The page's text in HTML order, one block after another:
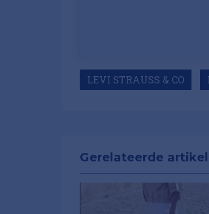
LEVI STRAUSS & CO
Gerelateerde